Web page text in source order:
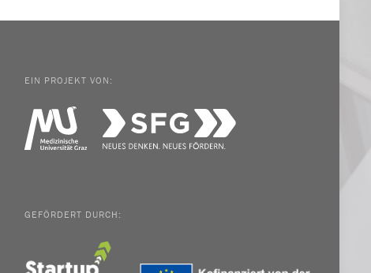
EIN PROJEKT VON:
GEFÖRDERT DURCH: